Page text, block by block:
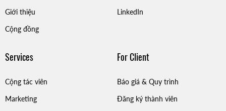
Giới thiệu
Cộng đồng
LinkedIn
Services
Cộng tác viên
Marketing
For Client
Báo giá & Quy trình
Đăng ký thành viên